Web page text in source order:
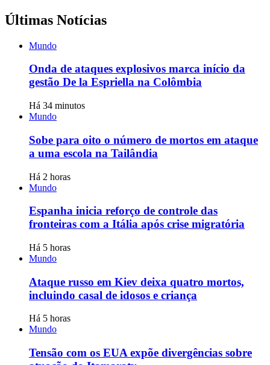
Últimas Notícias
Mundo
Onda de ataques explosivos marca início da
gestão De la Espriella na Colômbia
Há 34 minutos
Mundo
Sobe para oito o número de mortos em ataque
a uma escola na Tailândia
Há 2 horas
Mundo
Espanha inicia reforço de controle das
fronteiras com a Itália após crise migratória
Há 5 horas
Mundo
Ataque russo em Kiev deixa quatro mortos,
incluindo casal de idosos e criança
Há 5 horas
Mundo
Tensão com os EUA expõe divergências sobre